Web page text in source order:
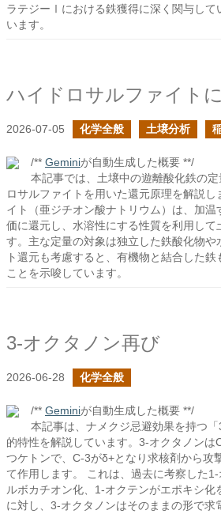
ラテジーⅠにおける鉄獲得に深く関与して
います。
2026-07-05 化学全般 土壌分析
/** Geminiが自動生成した概要 **/
本記事では、土壌中の遊離酸化鉄の
ロサルファイトを用いた還元原理を解説
イト（亜ジチオン酸ナトリウム）は、加温
価に還元し、水溶性にする性質を利用して
す。主な定量の対象は独立した鉄酸化物や
ト還元も考慮すると、有機物と結合した
ことを示唆しています。
3-オクタノン再び
2026-06-28 化学全般
/** Geminiが自動生成した概要 **/
本記事は、ナメクジ忌避効果を持つ
的特性を解説しています。3-オクタノンは
つケトンで、C-3がδ+となり求核剤から攻
て作用します。 これは、過去に考察した
ルボカチオン化、1-オクテンがエポキシ化
に対し、3-オクタノンはそのままの形で求